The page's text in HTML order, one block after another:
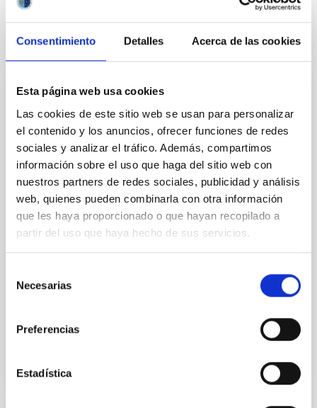
Consentimiento Detalles Acerca de las cookies
Esta página web usa cookies
Las cookies de este sitio web se usan para personalizar
el contenido y los anuncios, ofrecer funciones de redes
sociales y analizar el tráfico. Además, compartimos
información sobre el uso que haga del sitio web con
nuestros partners de redes sociales, publicidad y análisis
web, quienes pueden combinarla con otra información
que les haya proporcionado o que hayan recopilado a
partir del uso que haya hecho de sus servicios.
Necesarias
Preferencias
Estadística
It may interest you
INDEFINITE CONTRACT
Dos contratos - Ingeniería Especialidad
Mecánica- GTCAO.PS-2026-057
Se convoca proceso selectivo para formalizar un
contrato laboral de duración indefinida (Artículo 23bis
de la Ley 14/2011, de 1 de junio, de la Ciencia, la
Tecnología y la Innovación), fuera de convenio, por el
otras, las siguientes funciones: Dentro del equipo de
mecánica del proyecto sistema
Advertised on